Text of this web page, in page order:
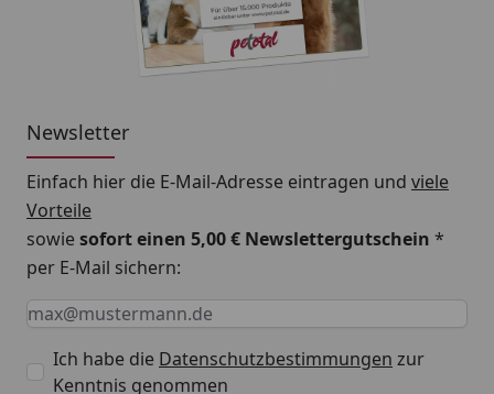
Newsletter
Einfach hier die E-Mail-Adresse eintragen und viele
Vorteile
sowiesofort einen 5,00 € Newslettergutschein *
per E-Mail sichern:
Keine Eingabe erforderlich
Eingabe erforderlich
E-Mail *
Ich habe die Datenschutzbestimmungen zur
Kenntnis genommen